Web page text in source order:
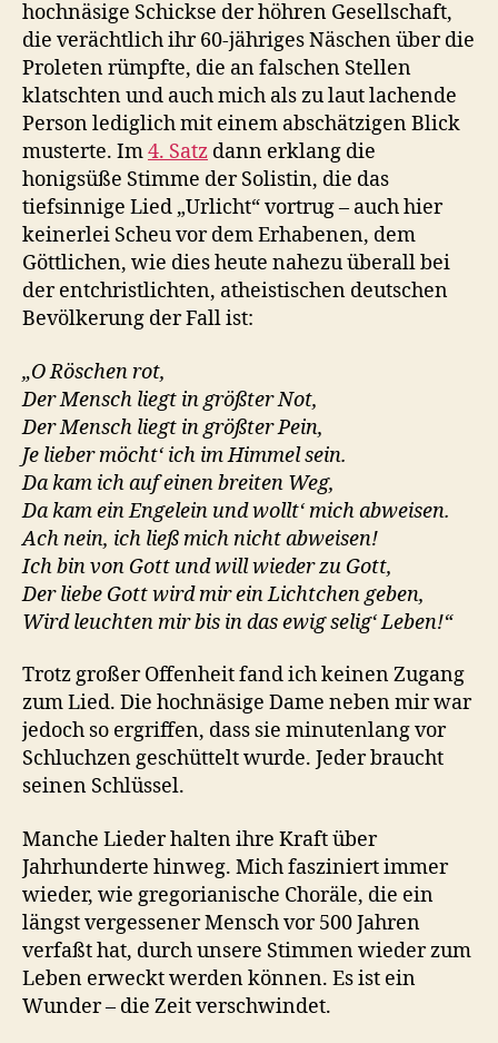
hochnäsige Schickse der höhren Gesellschaft,
die verächtlich ihr 60-jähriges Näschen über die
Proleten rümpfte, die an falschen Stellen
klatschten und auch mich als zu laut lachende
Person lediglich mit einem abschätzigen Blick
musterte. Im4. Satz dann erklang die
honigsüße Stimme der Solistin, die das
tiefsinnige Lied „Urlicht“ vortrug – auch hier
keinerlei Scheu vor dem Erhabenen, dem
Göttlichen, wie dies heute nahezu überall bei
der entchristlichten, atheistischen deutschen
Bevölkerung der Fall ist:
„O Röschen rot,
Der Mensch liegt in größter Not,
Der Mensch liegt in größter Pein,
Je lieber möcht‘ ich im Himmel sein.
Da kam ich auf einen breiten Weg,
Da kam ein Engelein und wollt‘ mich abweisen.
Ach nein, ich ließ mich nicht abweisen!
Ich bin von Gott und will wieder zu Gott,
Der liebe Gott wird mir ein Lichtchen geben,
Wird leuchten mir bis in das ewig selig‘ Leben!“
Trotz großer Offenheit fand ich keinen Zugang
zum Lied. Die hochnäsige Dame neben mir war
jedoch so ergriffen, dass sie minutenlang vor
Schluchzen geschüttelt wurde. Jeder braucht
seinen Schlüssel.
Manche Lieder halten ihre Kraft über
Jahrhunderte hinweg. Mich fasziniert immer
wieder, wie gregorianische Choräle, die ein
längst vergessener Mensch vor 500 Jahren
verfaßt hat, durch unsere Stimmen wieder zum
Leben erweckt werden können. Es ist ein
Wunder – die Zeit verschwindet.